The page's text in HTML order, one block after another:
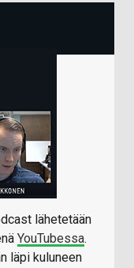
lähetetään
YouTubessa.
läpi kuluneen